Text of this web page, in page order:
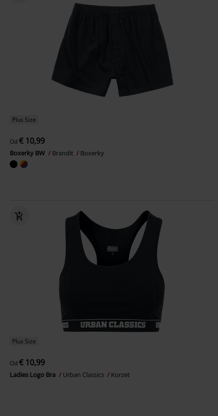
Plus Size
Od € 10,99
Boxerky BW Brandit Boxerky
Plus Size
Od € 10,99
Ladies Logo Bra Urban Classics Korzet